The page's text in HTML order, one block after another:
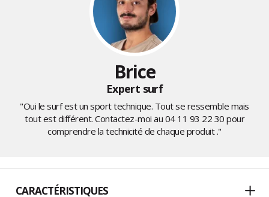
Brice
Expert surf
"Oui le surf est un sport technique. Tout se ressemble mais
tout est différent. Contactez-moi au 04 11 93 22 30 pour
comprendre la technicité de chaque produit ."
CARACTÉRISTIQUES